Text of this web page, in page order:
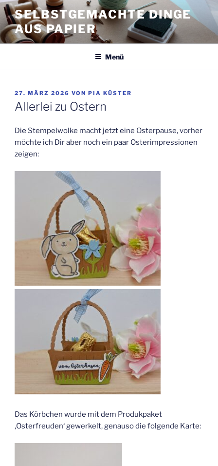
Zum
Inhalt
springen
SELBSTGEMACHTE DINGE
AUS PAPIER
Menü
VERÖFFENTLICHT
AM
27. MÄRZ 2026 VON PIA KÜSTER
Allerlei zu Ostern
Die Stempelwolke macht jetzt eine Osterpause, vorher
möchte ich Dir aber noch ein paar Osterimpressionen
zeigen:
Das Körbchen wurde mit dem Produkpaket
‚Osterfreuden‘ gewerkelt, genauso die folgende Karte: